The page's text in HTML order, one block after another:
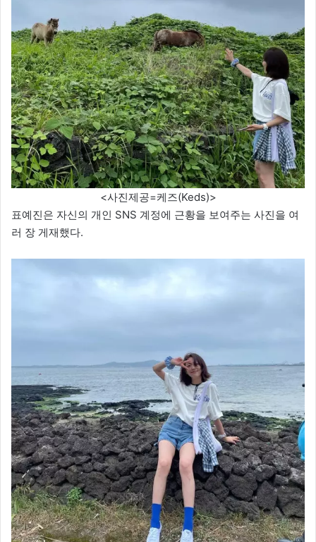
<사진제공=케즈(Keds)>
표예진은 자신의 개인 SNS 계정에 근황을 보여주는 사진을 여
러 장 게재했다.